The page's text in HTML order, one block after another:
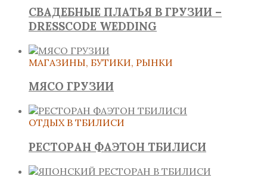
СВАДЕБНЫЕ ПЛАТЬЯ В ГРУЗИИ –
DRESSCODE WEDDING
МАГАЗИНЫ, БУТИКИ, РЫНКИ
МЯСО ГРУЗИИ
ОТДЫХ В ТБИЛИСИ
РЕСТОРАН ФАЭТОН ТБИЛИСИ